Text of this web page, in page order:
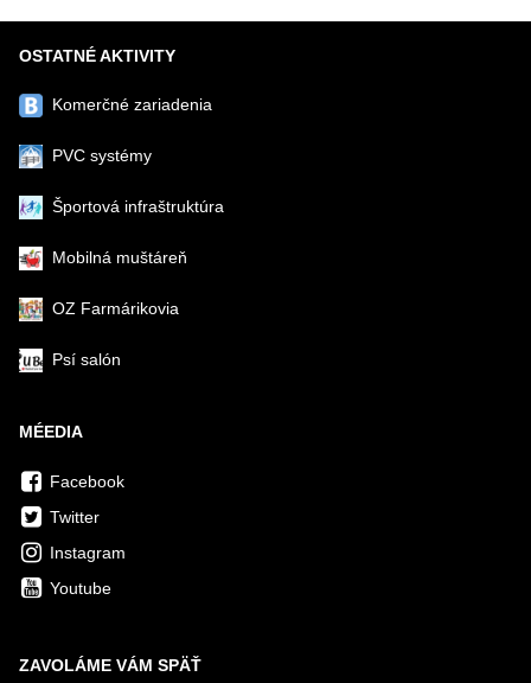
OSTATNÉ AKTIVITY
Komerčné zariadenia
PVC systémy
Športová infraštruktúra
Mobilná muštáreň
OZ Farmárikovia
Psí salón
MÉEDIA
Facebook
Twitter
Instagram
Youtube
ZAVOLÁME VÁM SPÄŤ